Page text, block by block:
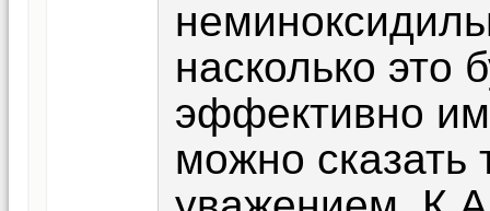
насколько это
эффективно
можно сказать